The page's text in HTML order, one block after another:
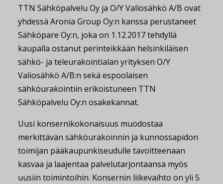
TTN Sähköpalvelu Oy ja O/Y Valiosähkö A/B ovat
yhdessä Aronia Group Oy:n kanssa perustaneet
Sähköpare Oy:n, joka on 1.12.2017 tehdyllä
kaupalla ostanut perinteikkään helsinkiläisen
sähkö- ja teleurakointialan yrityksen O/Y
Valiosähkö A/B:n sekä espoolaisen
sähköurakointiin erikoistuneen TTN
Sähköpalvelu Oy:n osakekannat.
Uusi konsernikokonaisuus muodostaa
merkittävän sähköurakoinnin ja kunnossapidon
toimijan pääkaupunkiseudulle tavoitteenaan
kasvaa ja laajentaa palvelutarjontaansa myös
uusiin toimintoihin. Konsernin liikevaihto on yli 5